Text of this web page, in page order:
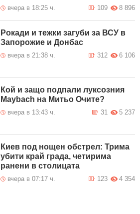
вчера в 18:25 ч. 8 896
109
Рокади и тежки загуби за ВСУ в
Запорожие и Донбас
вчера в 21:38 ч. 6 106
312
Кой и защо подпали луксозния
Maybach на Митьо Очите?
вчера в 13:43 ч. 5 237
31
Киев под нощен обстрел: Трима
убити край града, четирима
ранени в столицата
вчера в 07:17 ч. 4 354
123